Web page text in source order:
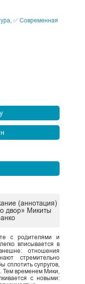
✅ Современная
(аннотация)
двор» Микиты
с родителями и
вписывается в
отношения
стремительно
сплотить супругов,
Тем временем Мики,
с новыми: